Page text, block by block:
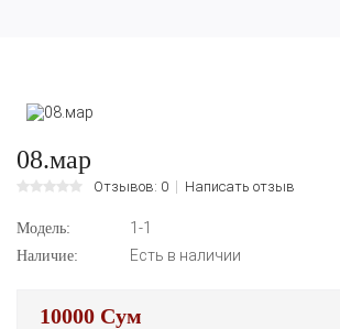
08.мар
Отзывов: 0 Написать отзыв
Модель: 1-1
Наличие: Есть в наличии
10000 Сум